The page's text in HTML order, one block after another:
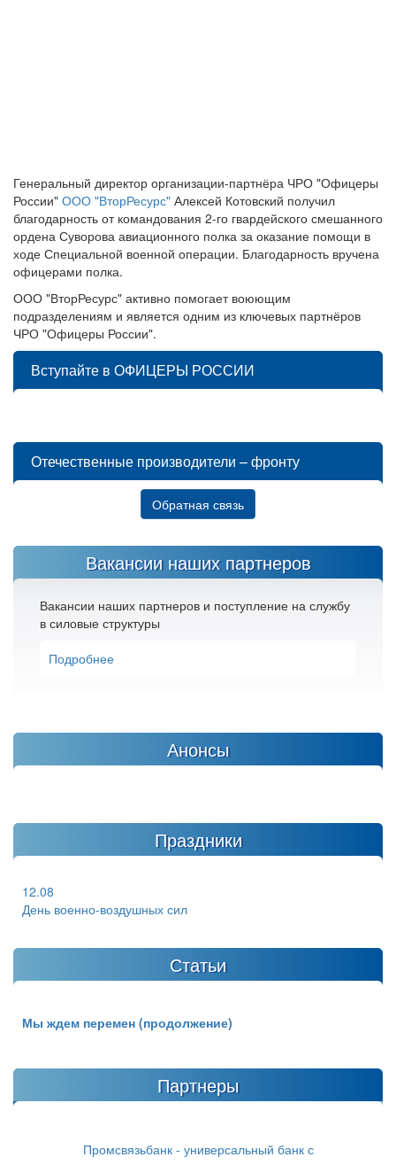
Генеральный директор организации-партнёра ЧРО "Офицеры
России" ООО "ВторРесурс" Алексей Котовский получил
благодарность от командования 2-го гвардейского смешанного
ордена Суворова авиационного полка за оказание помощи в
ходе Специальной военной операции. Благодарность вручена
офицерами полка.
ООО "ВторРесурс" активно помогает воюющим
подразделениям и является одним из ключевых партнёров
ЧРО "Офицеры России".
Вступайте в ОФИЦЕРЫ РОССИИ
Отечественные производители – фронту
Обратная связь
Вакансии наших партнеров
Вакансии наших партнеров и поступление на службу
в силовые структуры
Подробнее
Анонсы
Праздники
12.08
День военно-воздушных сил
Статьи
Мы ждем перемен (продолжение)
Партнеры
Промсвязьбанк - универсальный банк с